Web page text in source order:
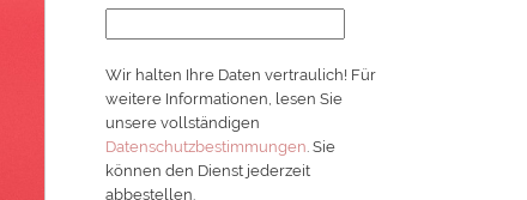
Wir halten Ihre Daten vertraulich! Für
weitere Informationen, lesen Sie
unsere vollständigen
Datenschutzbestimmungen . Sie
können den Dienst jederzeit
abbestellen.